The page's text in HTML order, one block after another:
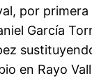
por
García
en Rayo